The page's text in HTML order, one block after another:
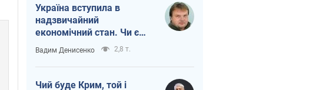
Україна вступила в
надзвичайний
економічний стан. Чи є
світло вкінці тунелю?
Вадим Денисенко 2,8 т.
Чий буде Крим, той і